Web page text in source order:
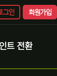
그인 회원가입
트 전환